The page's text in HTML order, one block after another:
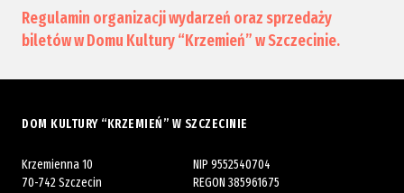
Regulamin organizacji wydarzeń oraz sprzedaży
biletów w Domu Kultury “Krzemień” w Szczecinie.
DOM KULTURY “KRZEMIEŃ” W SZCZECINIE
Krzemienna 10
70-742 Szczecin
NIP 9552540704
REGON 385961675